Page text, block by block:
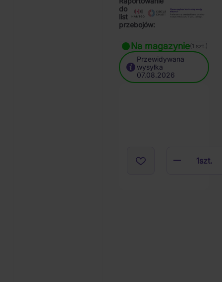
do
list
przebojów:
Na magazynie(1 szt.)
Przewidywana
wysyłka
07.08.2026
1szt.